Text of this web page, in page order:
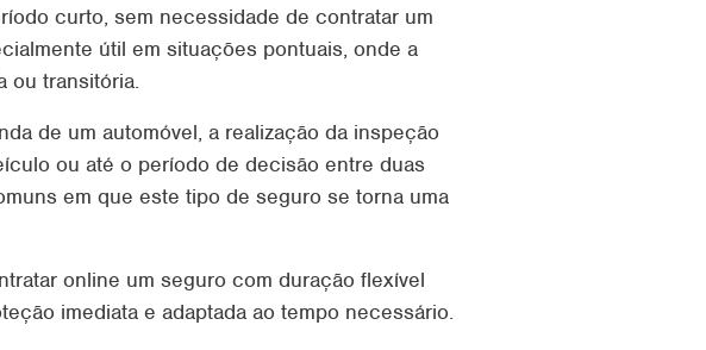
curto, sem necessidade de contratar um
útil em situações pontuais, onde a
ou transitória.
de um automóvel, a realização da inspeção
ou até o período de decisão entre duas
em que este tipo de seguro se torna uma
online um seguro com duração flexível
imediata e adaptada ao tempo necessário.